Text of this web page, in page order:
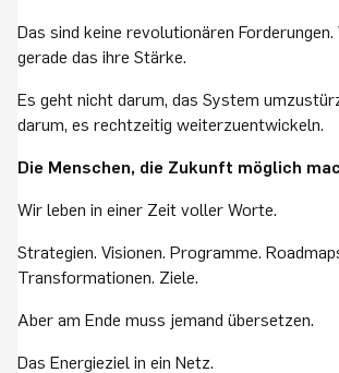
Das sind keine revolutionären
gerade das ihre Stärke.
Es geht nicht darum, das System
darum, es rechtzeitig weiterzuentwickeln.
Die Menschen, die Zukunft möglich
Wir leben in einer Zeit voller Worte.
Strategien. Visionen. Programme.
Transformationen. Ziele.
Aber am Ende muss jemand übersetzen.
Das Energieziel in ein Netz.